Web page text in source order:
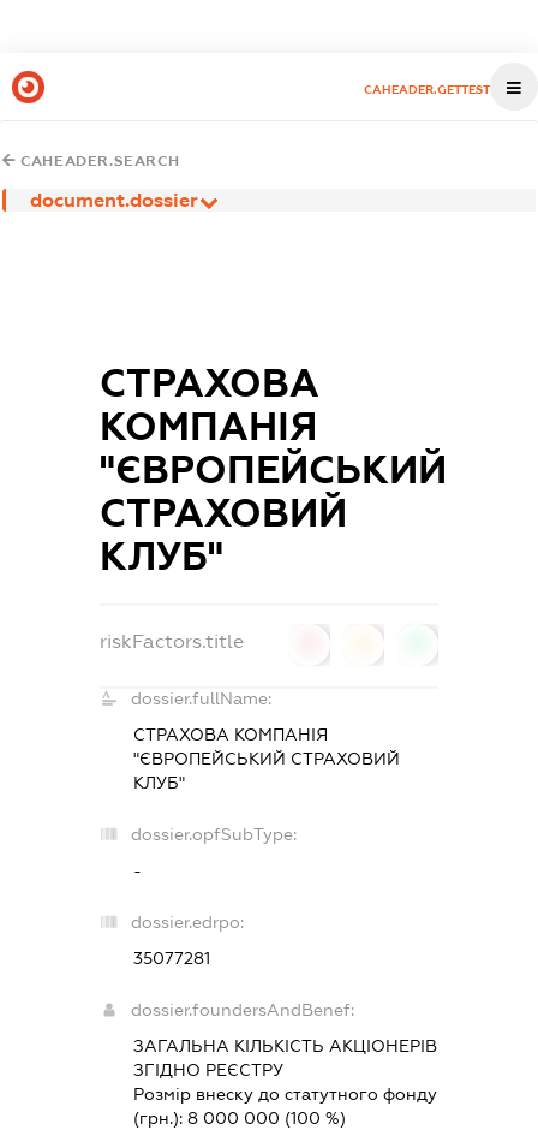
CAHEADER.GETTEST
CAHEADER.SEARCH
document.dossier
СТРАХОВА
КОМПАНІЯ
"ЄВРОПЕЙСЬКИЙ
СТРАХОВИЙ
КЛУБ"
riskFactors.title
dossier.fullName:
СТРАХОВА КОМПАНІЯ
"ЄВРОПЕЙСЬКИЙ СТРАХОВИЙ
КЛУБ"
dossier.opfSubType:
-
dossier.edrpo:
35077281
dossier.foundersAndBenef:
ЗАГАЛЬНА КІЛЬКІСТЬ АКЦІОНЕРІВ
ЗГІДНО РЕЄСТРУ
Розмір внеску до статутного фонду
(грн.):8 000 000 (100 %)